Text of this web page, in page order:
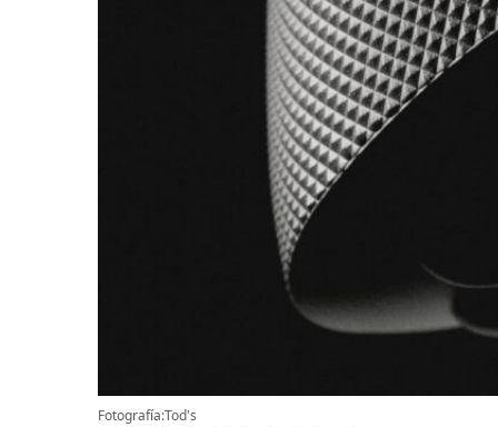
Fotografía:Tod's